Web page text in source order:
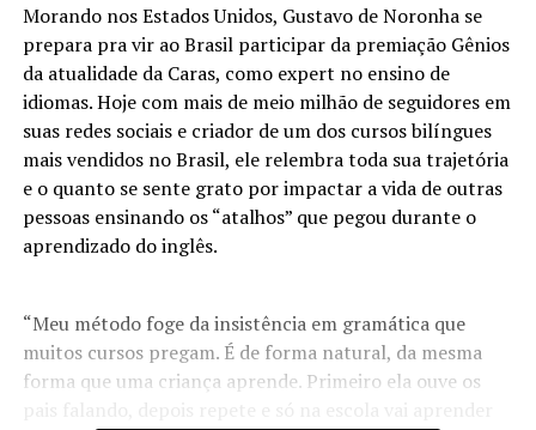
Morando nos Estados Unidos, Gustavo de Noronha se
prepara pra vir ao Brasil participar da premiação Gênios
da atualidade da Caras, como expert no ensino de
idiomas. Hoje com mais de meio milhão de seguidores em
suas redes sociais e criador de um dos cursos bilíngues
mais vendidos no Brasil, ele relembra toda sua trajetória
e o quanto se sente grato por impactar a vida de outras
pessoas ensinando os “atalhos” que pegou durante o
aprendizado do inglês.
“Meu método foge da insistência em gramática que
muitos cursos pregam. É de forma natural, da mesma
forma que uma criança aprende. Primeiro ela ouve os